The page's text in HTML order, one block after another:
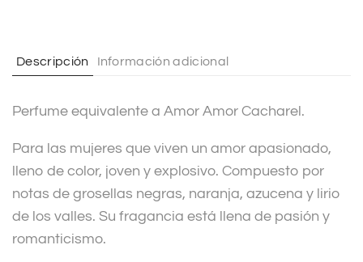
i
e
:
Descripción Información adicional
Perfume equivalente a Amor Amor Cacharel.
Para las mujeres que viven un amor apasionado,
lleno de color, joven y explosivo. Compuesto por
notas de grosellas negras, naranja, azucena y lirio
de los valles. Su fragancia está llena de pasión y
romanticismo.